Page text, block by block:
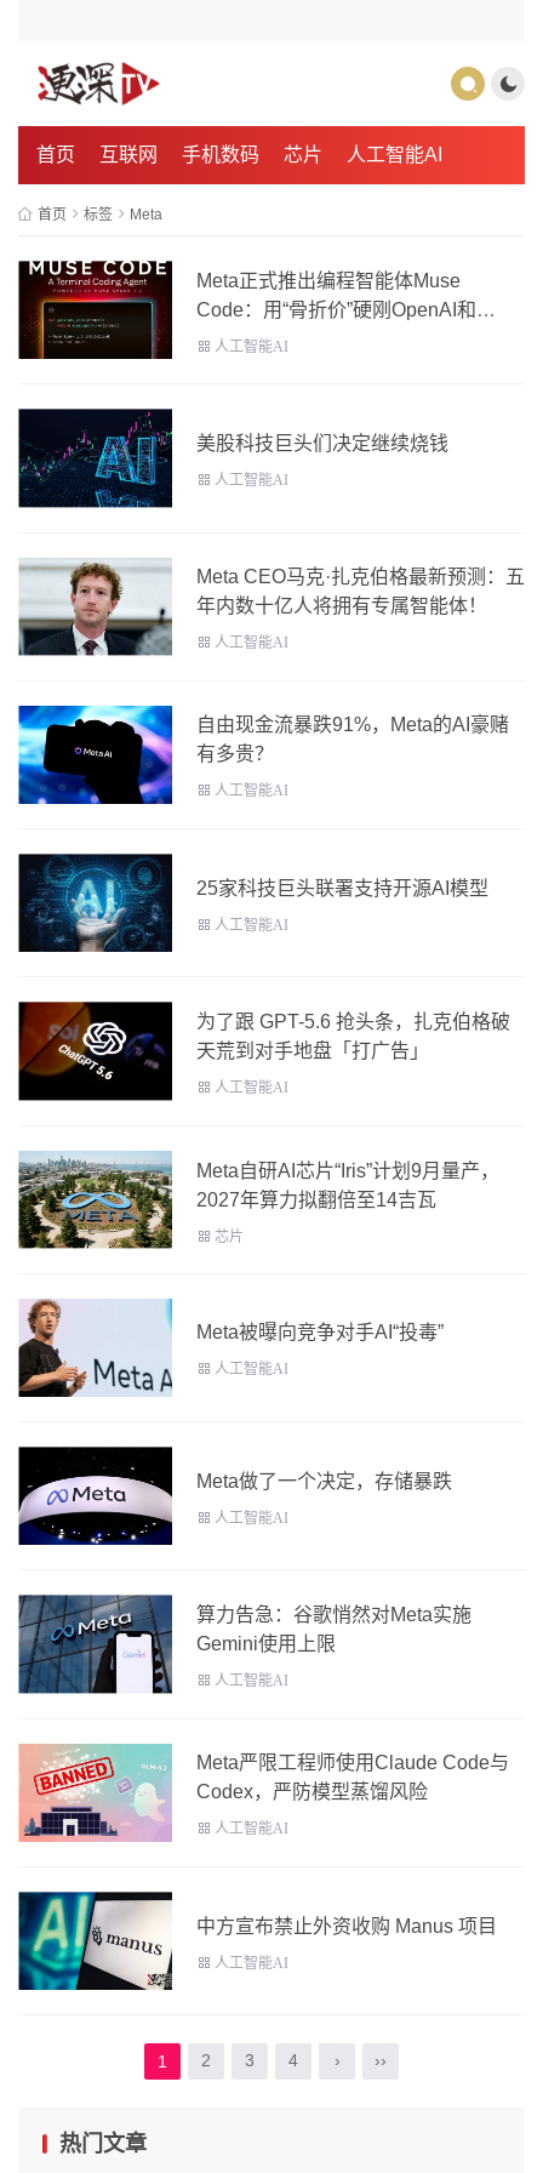
首页 互联网 手机数码 芯片 人工智能AI
首页 标签 Meta
Meta正式推出编程智能体Muse
Code：用“骨折价”硬刚OpenAI和
Anthropic！
人工智能AI
美股科技巨头们决定继续烧钱
人工智能AI
Meta CEO马克·扎克伯格最新预测：五
年内数十亿人将拥有专属智能体！
人工智能AI
自由现金流暴跌91%，Meta的AI豪赌
有多贵？
人工智能AI
25家科技巨头联署支持开源AI模型
人工智能AI
为了跟 GPT-5.6 抢头条，扎克伯格破
天荒到对手地盘「打广告」
人工智能AI
Meta自研AI芯片“Iris”计划9月量产，
2027年算力拟翻倍至14吉瓦
芯片
Meta被曝向竞争对手AI“投毒”
人工智能AI
Meta做了一个决定，存储暴跌
人工智能AI
算力告急：谷歌悄然对Meta实施
Gemini使用上限
人工智能AI
Meta严限工程师使用Claude Code与
Codex，严防模型蒸馏风险
人工智能AI
中方宣布禁止外资收购 Manus 项目
人工智能AI
1 2 3 4 › ››
热门文章